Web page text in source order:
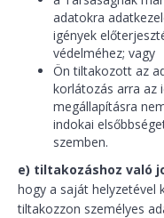
adatokra
igények
védelméhez; vagy
Ön tiltakozott az
korlátozás arra az
megállapításra
indokai
szemben.
e) tiltakozáshoz való
hogy a saját helyzetével
tiltakozzon személyes